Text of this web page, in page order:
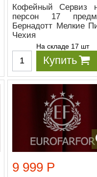
Кофейный Сервиз
персон 17
Бернадотт Мелкие
Чехия
На складе 17 шт
Купить
9 999 Р